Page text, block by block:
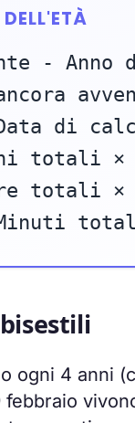
-
di
totali ×
totali ×
ogni 4 anni